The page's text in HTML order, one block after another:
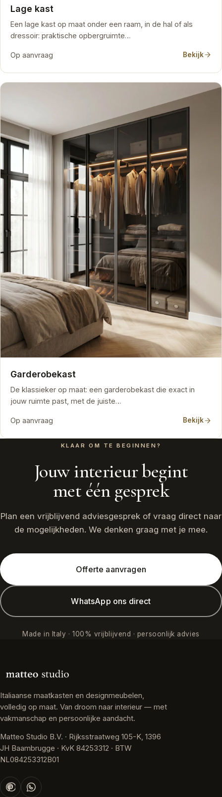
Lage kast
Een lage kast op maat onder een raam, in de hal of als
dressoir: praktische opbergruimte…
Op aanvraag Bekijk
Garderobekast
De klassieker op maat: een garderobekast die exact in
jouw ruimte past, met de juiste…
Op aanvraag Bekijk
KLAAR OM TE BEGINNEN?
Jouw interieur begint
met één gesprek
Plan een vrijblijvend adviesgesprek of vraag direct naar
de mogelijkheden. We denken graag met je mee.
Offerte aanvragen
WhatsApp ons direct
Made in Italy · 100% vrijblijvend · persoonlijk advies
Italiaanse maatkasten en designmeubelen,
volledig op maat. Van droom naar interieur — met
vakmanschap en persoonlijke aandacht.
Matteo Studio B.V. · Rijksstraatweg 105-K, 1396
JH Baambrugge · KvK 84253312 · BTW
NL084253312B01